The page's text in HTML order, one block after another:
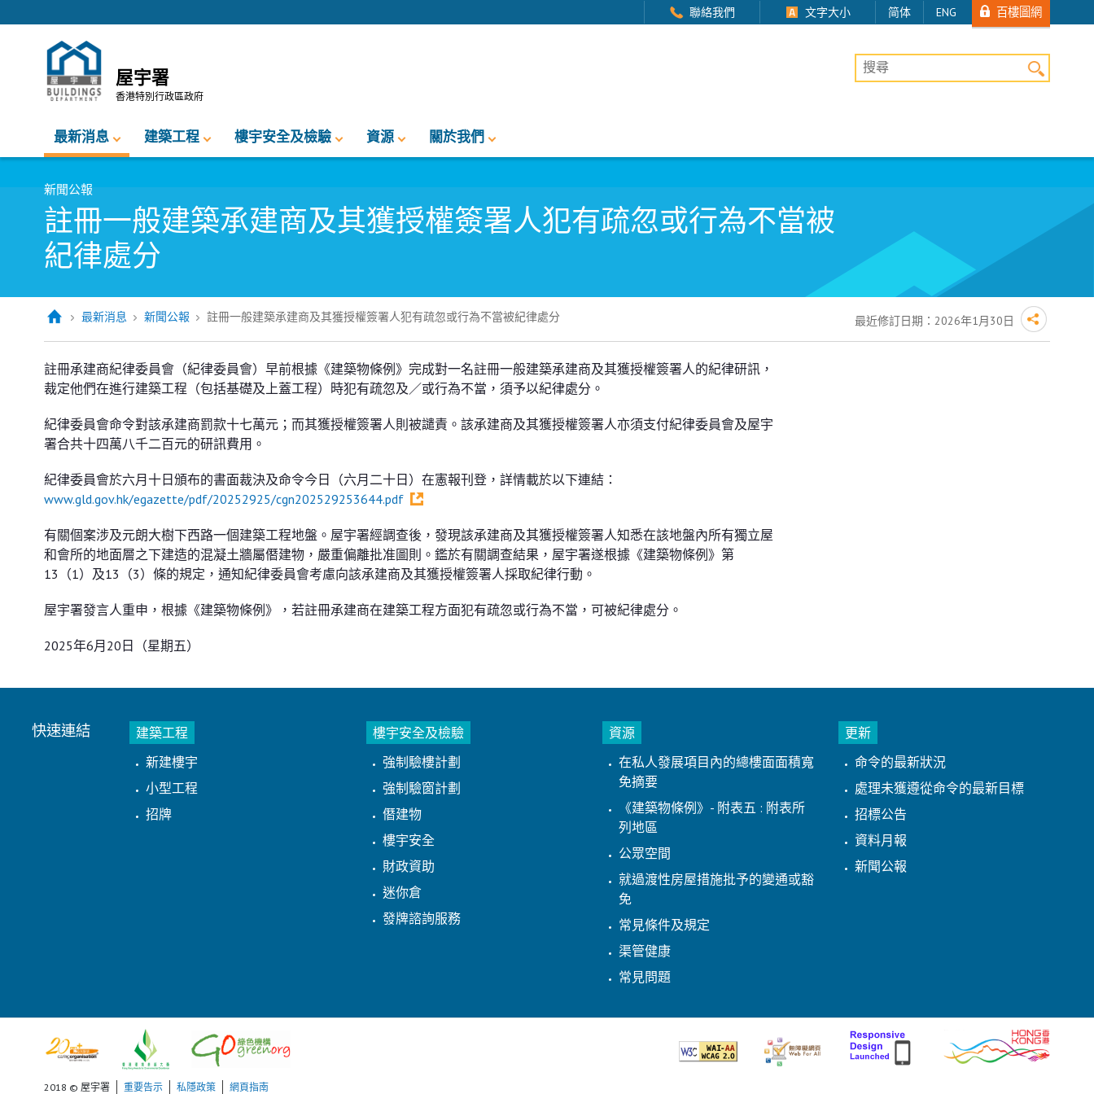
聯絡我們 文字大小 简体 ENG 百樓圖網
屋宇署
香港特別行政區政府
桌上版網站搜尋
最新消息 建築工程 樓宇安全及檢驗 資源 關於我們
新聞公報
註冊一般建築承建商及其獲授權簽署人犯有疏忽或行為不當被
紀律處分
最新消息 新聞公報 註冊一般建築承建商及其獲授權簽署人犯有疏忽或行為不當被紀律處分 最近修訂日期：2026年1月30日
註冊一般建築承建商及其獲授權簽署人犯有疏忽或行為不當被紀律處分
註冊承建商紀律委員會（紀律委員會）早前根據《建築物條例》完成對一名註冊一般建築承建商及其獲授權簽署人的紀律研訊，
裁定他們在進行建築工程（包括基礎及上蓋工程）時犯有疏忽及／或行為不當，須予以紀律處分。
紀律委員會命令對該承建商罰款十七萬元；而其獲授權簽署人則被譴責。該承建商及其獲授權簽署人亦須支付紀律委員會及屋宇
署合共十四萬八千二百元的研訊費用。
紀律委員會於六月十日頒布的書面裁決及命令今日（六月二十日）在憲報刊登，詳情載於以下連結：
www.gld.gov.hk/egazette/pdf/20252925/cgn202529253644.pdf
有關個案涉及元朗大樹下西路一個建築工程地盤。屋宇署經調查後，發現該承建商及其獲授權簽署人知悉在該地盤內所有獨立屋
和會所的地面層之下建造的混凝土牆屬僭建物，嚴重偏離批准圖則。鑑於有關調查結果，屋宇署遂根據《建築物條例》第
13（1）及13（3）條的規定，通知紀律委員會考慮向該承建商及其獲授權簽署人採取紀律行動。
屋宇署發言人重申，根據《建築物條例》，若註冊承建商在建築工程方面犯有疏忽或行為不當，可被紀律處分。
2025年6月20日（星期五）
快速連結
建築工程
新建樓宇
小型工程
招牌
樓宇安全及檢驗
強制驗樓計劃
強制驗窗計劃
僭建物
樓宇安全
財政資助
迷你倉
發牌諮詢服務
資源
在私人發展項目內的總樓面面積寬
免摘要
《建築物條例》- 附表五 : 附表所
列地區
公眾空間
就過渡性房屋措施批予的變通或豁
免
常見條件及規定
渠管健康
常見問題
更新
命令的最新狀況
處理未獲遵從命令的最新目標
招標公告
資料月報
新聞公報
2018 © 屋宇署 重要告示 私隱政策 網頁指南